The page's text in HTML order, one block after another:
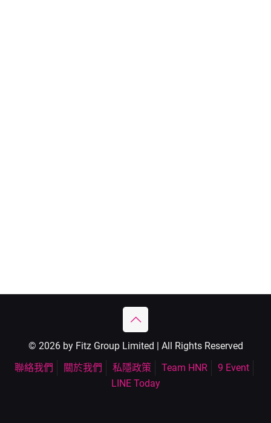
© 2026 by Fitz Group Limited | All Rights Reserved
聯絡我們
關於我們 私隱政策 Team HNR
9 Event
LINE Today